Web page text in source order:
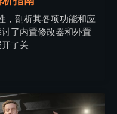
，剖析其各项功能和应
了内置修改器和外置
了关